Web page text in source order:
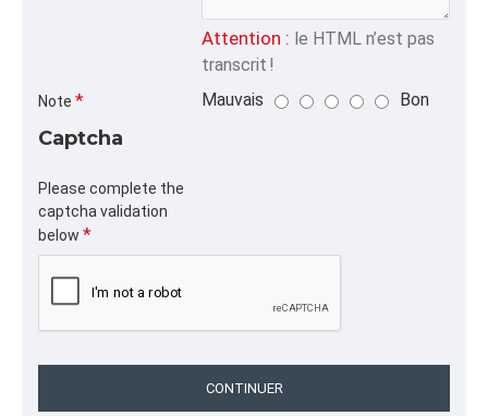
Attention : le HTML n’est pas
transcrit !
Note Mauvais Bon
Captcha
Please complete the
captcha validation
below
CONTINUER